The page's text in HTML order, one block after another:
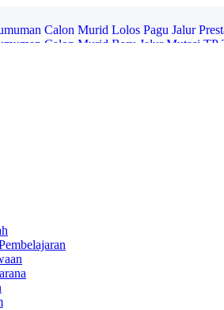
Calon Murid Baru Jalur Mutasi TP
SPMB Jenjang SMP Tahun Ajaran
UKM (UJI KENDALI MUTU)
CALON MURID BARU
Calon Murid Lolos Pagu Jalur